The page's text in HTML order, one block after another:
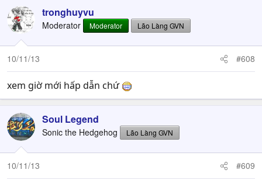
tronghuyvu
Moderator Moderator Lão Làng GVN
10/11/13 #608
xem giờ mới hấp dẫn chứ
Soul Legend
Sonic the Hedgehog Lão Làng GVN
10/11/13 #609